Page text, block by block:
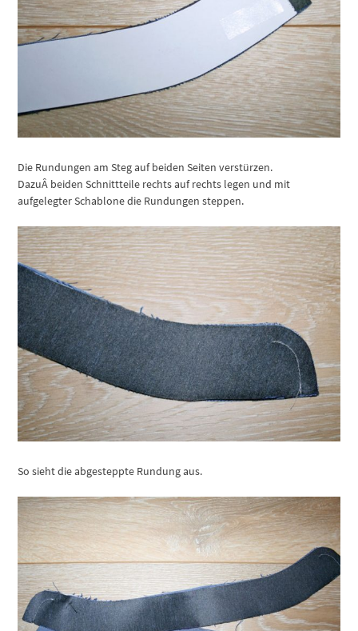
Die Rundungen am Steg auf beiden Seiten verstürzen.
DazuÂ beiden Schnittteile rechts auf rechts legen und mit
aufgelegter Schablone die Rundungen steppen.
So sieht die abgesteppte Rundung aus.